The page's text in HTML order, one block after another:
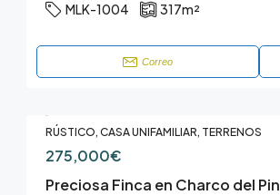
MLK-1004 317m²
Correo
RÚSTICO, CASA UNIFAMILIAR, TERRENOS
275,000€